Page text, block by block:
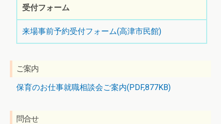
受付フォーム
来場事前予約受付フォーム(高津市民館)
ご案内
保育のお仕事就職相談会ご案内(PDF,877KB)
問合せ